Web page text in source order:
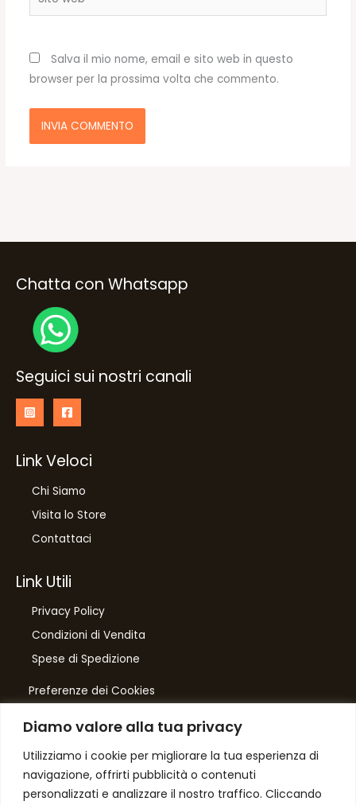
Diamo valore alla tua privacy
Utilizziamo i cookie per migliorare la tua esperienza di
navigazione, offrirti pubblicità o contenuti
personalizzati e analizzare il nostro traffico. Cliccando
web
Salva il mio nome, email e sito web in questo
browser per la prossima volta che commento.
Chatta con Whatsapp
Seguici sui nostri canali
Link Veloci
Chi Siamo
Visita lo Store
Contattaci
Link Utili
Privacy Policy
Condizioni di Vendita
Spese di Spedizione
Preferenze dei Cookies
Number One
di Domenico Toccacieli
Via G. Mazzini 5/C
61033 FERMIGNANO PU